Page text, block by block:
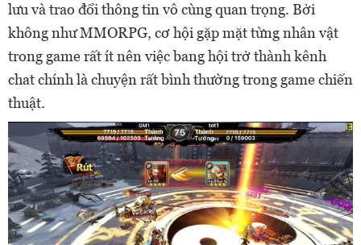
lưu và trao đổi thông tin vô cùng quan trọng. Bởi
không như MMORPG, cơ hội gặp mặt từng nhân vật
trong game rất ít nên việc bang hội trở thành kênh
chat chính là chuyện rất bình thường trong game chiến
thuật.